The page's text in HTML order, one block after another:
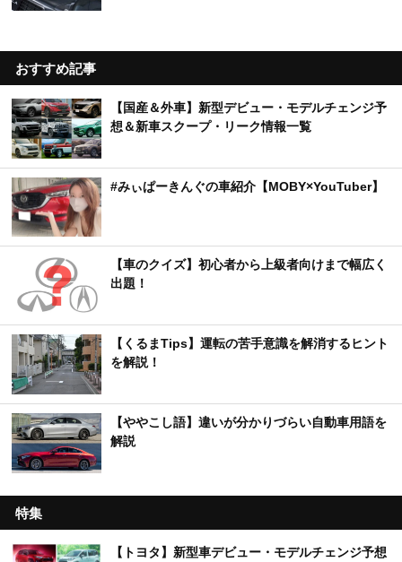
おすすめ記事
【国産＆外車】新型デビュー・モデルチェンジ予
想＆新車スクープ・リーク情報一覧
#みぃぱーきんぐの車紹介【MOBY×YouTuber】
【車のクイズ】初心者から上級者向けまで幅広く
出題！
【くるまTips】運転の苦手意識を解消するヒント
を解説！
【ややこし語】違いが分かりづらい自動車用語を
解説
特集
【トヨタ】新型車デビュー・モデルチェンジ予想